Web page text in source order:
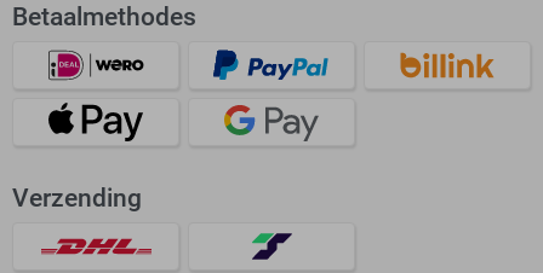
Betaalmethodes
Verzending